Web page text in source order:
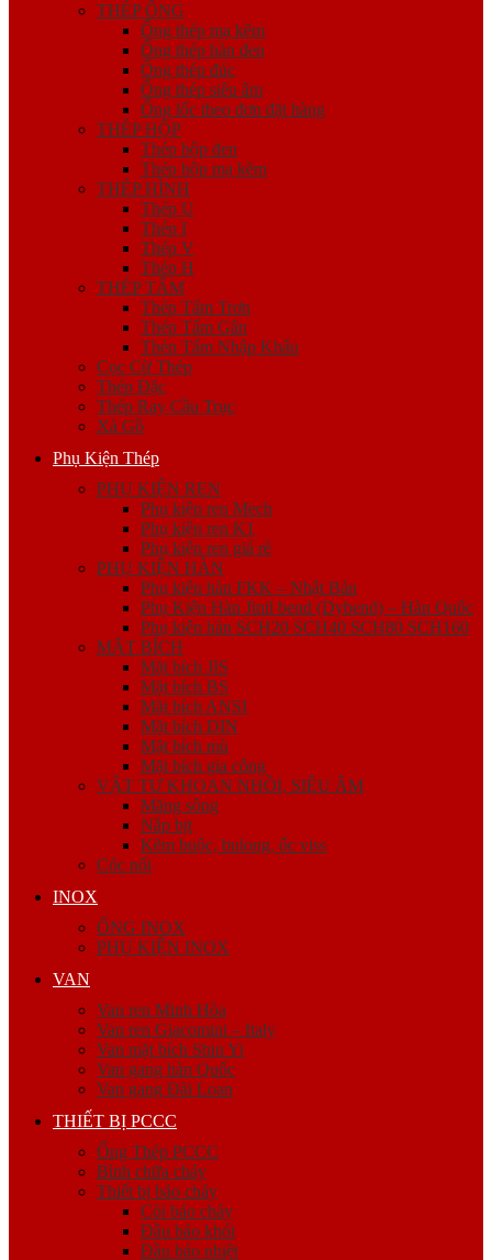
THÉP ỐNG
Ống thép mạ kẽm
Ống thép hàn đen
Ống thép đúc
Ống thép siêu âm
Ống lốc theo đơn đặt hàng
THÉP HỘP
Thép hộp đen
Thép hộp mạ kẽm
THÉP HÌNH
Thép U
Thép I
Thép V
Thép H
THÉP TẤM
Thép Tấm Trơn
Thép Tấm Gân
Thép Tấm Nhập Khẩu
Cọc Cừ Thép
Thép Đặc
Thép Ray Cầu Trục
Xà Gồ
Phụ Kiện Thép
PHỤ KIỆN REN
Phụ kiện ren Mech
Phụ kiện ren K1
Phụ kiện ren giá rẻ
PHỤ KIỆN HÀN
Phụ kiện hàn FKK – Nhật Bản
Phụ Kiện Hàn Jinil bend (Dybend) – Hàn Quốc
Phụ kiện hàn SCH20 SCH40 SCH80 SCH160
MẶT BÍCH
Mặt bích JIS
Mặt bích BS
Mặt bích ANSI
Mặt bích DIN
Mặt bích mù
Mặt bích gia công
VẬT TƯ KHOAN NHỒI, SIÊU ÂM
Măng sông
Nắp bịt
Kẽm buộc, bulong, ốc viss
Cóc nối
INOX
ỐNG INOX
PHỤ KIỆN INOX
VAN
Van ren Minh Hòa
Van ren Giacomini – Italy
Van mặt bích Shin Yi
Van gang hàn Quốc
Van gang Đài Loan
THIẾT BỊ PCCC
Ống Thép PCCC
Bình chữa cháy
Thiết bị báo cháy
Còi báo cháy
Đầu báo khói
Đầu báo nhiệt